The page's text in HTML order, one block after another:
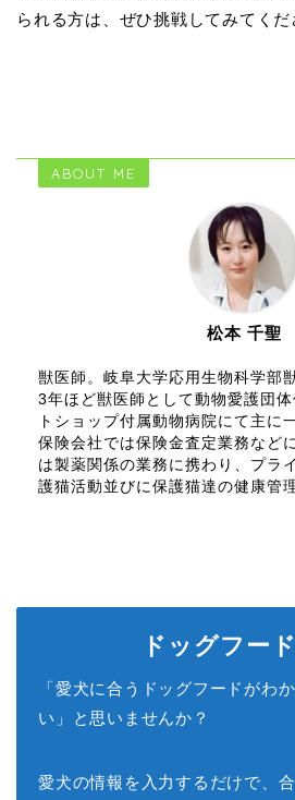
られる方は、ぜひ挑戦してみてくだ
ABOUT ME
松本 千聖
獣医師。岐阜大学応用生物科学部
3年ほど獣医師として動物愛護団
トショップ付属動物病院にて主に
保険会社では保険金査定業務など
は製薬関係の業務に携わり、プラ
護猫活動並びに保護猫達の健康管
ドッグフー
「愛犬に合うドッグフードがわ
い」と思いませんか？
愛犬の情報を入力するだけで、